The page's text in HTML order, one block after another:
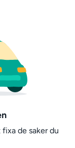
de saker du